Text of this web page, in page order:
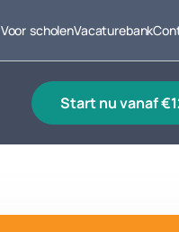
Voor scholenVacaturebank
start nu vanaf